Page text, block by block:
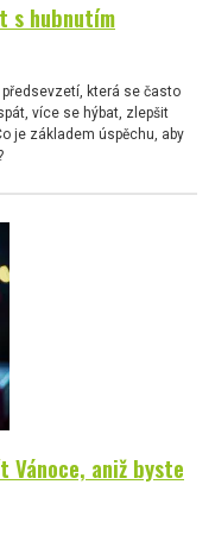
s hubnutím
která se často
více se hýbat, zlepšit
je základem úspěchu, aby
aniž byste